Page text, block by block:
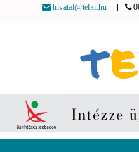
hivatal@telki.hu